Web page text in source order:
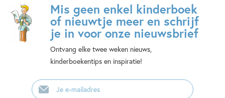
Mis geen enkel kinderboek
of nieuwtje meer en schrijf
je in voor onze nieuwsbrief
Ontvang elke twee weken nieuws,
kinderboekentips en inspiratie!
E-
mailadres